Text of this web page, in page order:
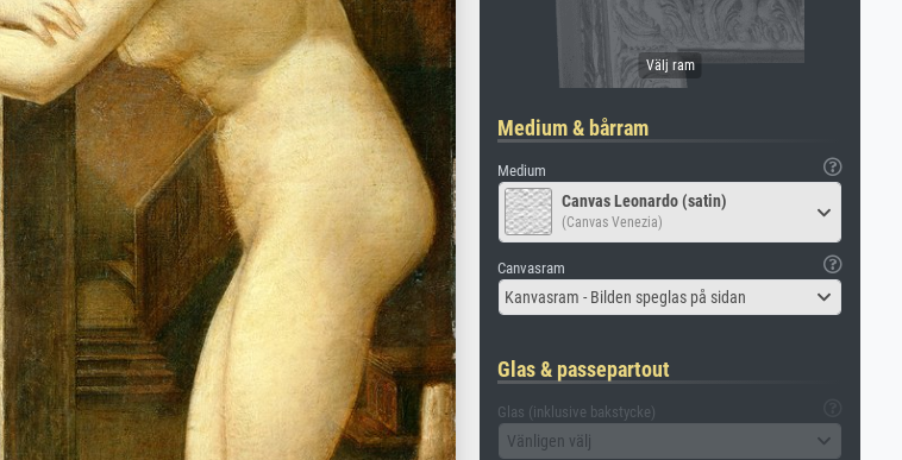
Medium & bårram
Medium
Canvas Leonardo (satin)
(Canvas Venezia)
Canvasram
Kanvasram - Bilden speglas på sidan
Glas & passepartout
Glas (inklusive bakstycke)
Vänligen välj